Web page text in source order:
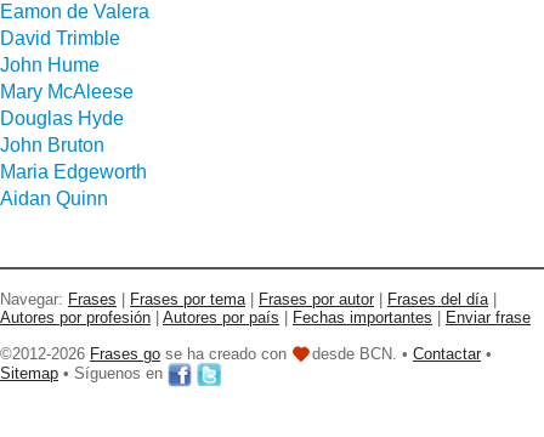
Eamon de Valera
David Trimble
John Hume
Mary McAleese
Douglas Hyde
John Bruton
Maria Edgeworth
Aidan Quinn
Navegar: Frases Frases por tema| Frases por autor Frases del día|
Autores por profesión
Autores por país Fechas importantes
Enviar frase
©2012-2026 Frases go se ha creado con desde BCN. • Contactar •
Sitemap • Síguenos en